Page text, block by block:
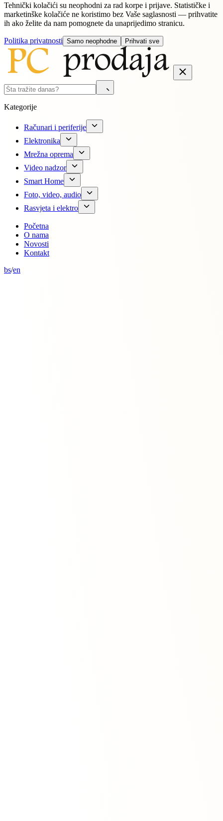
Tehnički kolačići su neophodni za rad korpe i prijave. Statističke i
marketinške kolačiće ne koristimo bez Vaše saglasnosti — prihvatite
ih ako želite da nam pomognete da unaprijedimo stranicu.
Politika privatnosti Samo neophodne Prihvati sve
Kategorije
Računari i periferije
Elektronika
Mrežna oprema
Video nadzor
Smart Home
Foto, video, audio
Rasvjeta i elektro
Početna
O nama
Novosti
Kontakt
bs/en